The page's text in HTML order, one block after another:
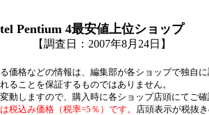
Pentium 4最安値上位ショップ
【調査日：2007年8月24日】
価格などの情報は、編集部が各ショップで独自
ることを保証するものではありません。
動しますので、購入時に各ショップ店頭にてご
税込み価格（税率=5％）です。 店頭表示が税抜